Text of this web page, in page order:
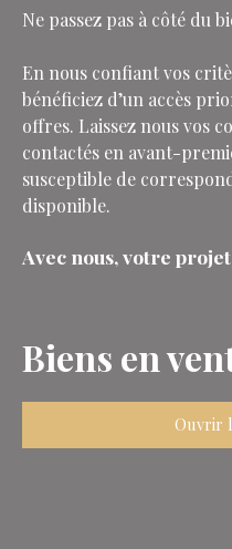
Ne passez pas à côté du
En nous confiant vos
bénéficiez d’un accès
offres. Laissez nous vos
contactés en avant-
susceptible de
disponible.
Avec nous, votre
Biens en
Ouvrir